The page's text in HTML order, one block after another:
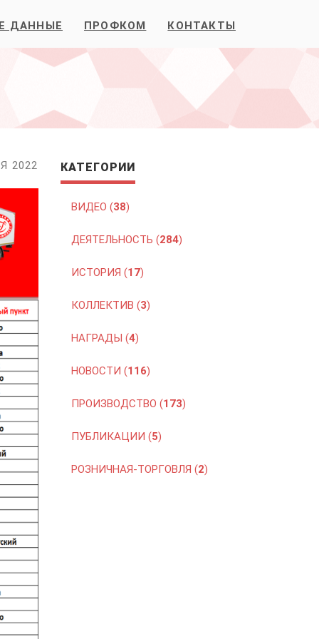
ДАННЫЕ ПРОФКОМ КОНТАКТЫ
2022 КАТЕГОРИИ
ВИДЕО (38)
ДЕЯТЕЛЬНОСТЬ (284)
ИСТОРИЯ (17)
КОЛЛЕКТИВ (3)
НАГРАДЫ (4)
НОВОСТИ (116)
ПРОИЗВОДСТВО (173)
ПУБЛИКАЦИИ (5)
РОЗНИЧНАЯ-ТОРГОВЛЯ (2)